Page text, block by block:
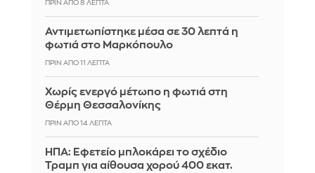
ΠΡΙΝ ΑΠΌ 8 ΛΕΠΤΆ
Αντιμετωπίστηκε μέσα σε 30 λεπτά η
φωτιά στο Μαρκόπουλο
ΠΡΙΝ ΑΠΌ 11 ΛΕΠΤΆ
Χωρίς ενεργό μέτωπο η φωτιά στη
Θέρμη Θεσσαλονίκης
ΠΡΙΝ ΑΠΌ 14 ΛΕΠΤΆ
ΗΠΑ: Εφετείο μπλοκάρει το σχέδιο
Τραμπ για αίθουσα χορού 400 εκατ.